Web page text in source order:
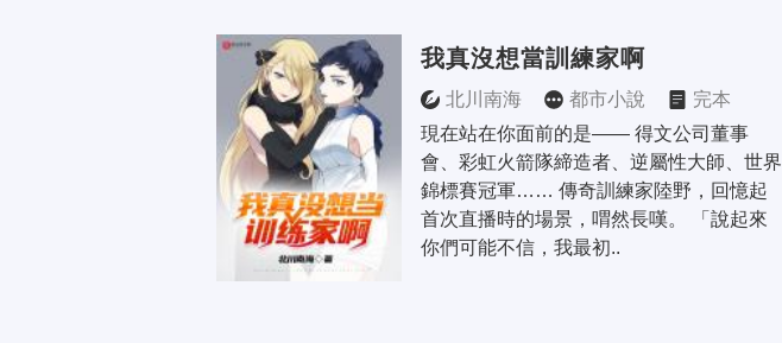
我真沒想當訓練家啊
北川南海 都市小說
完本
現在站在你面前的是—— 得文公司董事
會、彩虹火箭隊締造者、逆屬性大師、世界
錦標賽冠軍…… 傳奇訓練家陸野，回憶起
首次直播時的場景，喟然長嘆。 「說起來
你們可能不信，我最初..